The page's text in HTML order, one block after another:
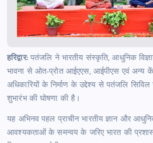
हरिद्वार:पतंजलि ने भारतीय संस्कृति, आधुनिक
भावना से ओत-प्रोत आईएएस, आईपीएस एवं अन्य
अधिकारियों के निर्माण के उद्देश्य से पतंजलि
शुभारंभ की घोषणा की है।
यह अभिनव पहल प्राचीन भारतीय ज्ञान और
आवश्यकताओं के समन्वय के जरिए भारत की